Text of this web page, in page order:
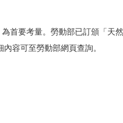
要考量。勞動部已訂頒「天
容可至勞動部網頁查詢。